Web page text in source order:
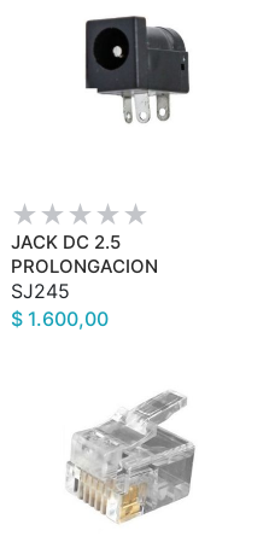
JACK DC 2.5
PROLONGACION
SJ245
$ 1.600,00